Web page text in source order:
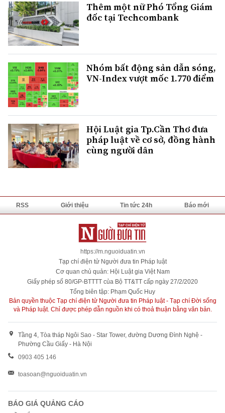
Thêm một nữ Phó Tổng Giám
đốc tại Techcombank
Nhóm bất động sản dẫn sóng,
VN-Index vượt mốc 1.770 điểm
Hội Luật gia Tp.Cần Thơ đưa
pháp luật về cơ sở, đồng hành
cùng người dân
RSS Giới thiệu Tin tức 24h Báo mới
https://m.nguoiduatin.vn
Tạp chí điện tử Người đưa tin Pháp luật
Cơ quan chủ quản: Hội Luật gia Việt Nam
Giấy phép số 80/GP-BTTTT của Bộ TT&TT cấp ngày 27/2/2020
Tổng biên tập: Phạm Quốc Huy
Bản quyền thuộc Tạp chí điện tử Người đưa tin Pháp luật - Tạp chí Đời sống
và Pháp luật. Chỉ được phép dẫn nguồn khi có thoả thuận bằng văn bản.
Tầng 4, Tòa tháp Ngôi Sao - Star Tower, đường Dương Đình Nghệ -
Phường Cầu Giấy - Hà Nội
0903 405 146
toasoan@nguoiduatin.vn
BÁO GIÁ QUẢNG CÁO